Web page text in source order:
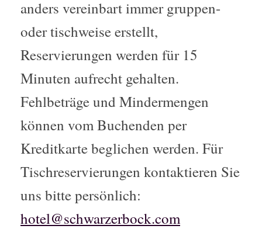
anders vereinbart immer gruppen-
oder tischweise erstellt,
Reservierungen werden für 15
Minuten aufrecht gehalten.
Fehlbeträge und Mindermengen
können vom Buchenden per
Kreditkarte beglichen werden. Für
Tischreservierungen kontaktieren Sie
uns bitte persönlich:
hotel@schwarzerbock.com